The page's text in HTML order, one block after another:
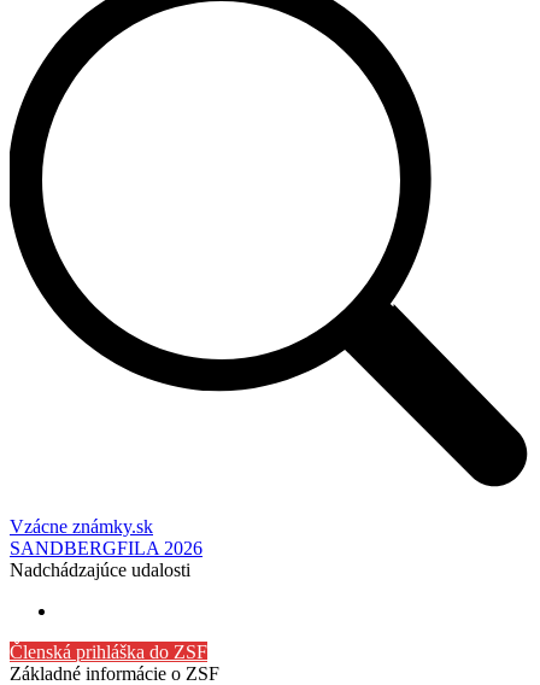
Vzácne známky.sk
SANDBERGFILA 2026
Nadchádzajúce udalosti
Členská prihláška do ZSF
Základné informácie o ZSF